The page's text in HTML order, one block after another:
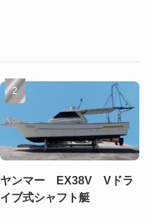
ヤンマー EX38V Vドラ
イブ式シャフト艇